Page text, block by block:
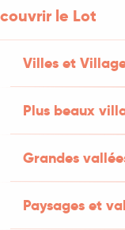
le Lot
Villes et
Plus beaux
Grandes
Paysages et
et de calme.
cochons en
gîte est
espace